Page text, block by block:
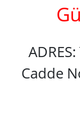
Cadde